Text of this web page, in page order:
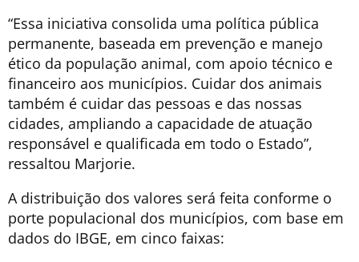
“Essa iniciativa consolida uma política pública
permanente, baseada em prevenção e manejo
ético da população animal, com apoio técnico e
financeiro aos municípios. Cuidar dos animais
também é cuidar das pessoas e das nossas
cidades, ampliando a capacidade de atuação
responsável e qualificada em todo o Estado”,
ressaltou Marjorie.
A distribuição dos valores será feita conforme o
porte populacional dos municípios, com base em
dados do IBGE, em cinco faixas: